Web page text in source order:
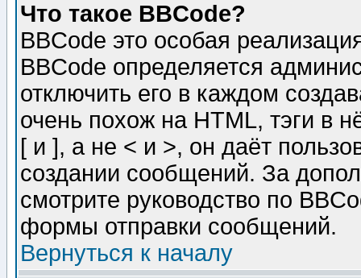
Что такое BBCode?
BBCode это особая
BBCode определяется
отключить его в каждом
очень похож на HTML, тэги в
[ и ], а не < и >, он даёт
создании сообщений. За
смотрите руководство по
формы отправки сообщений.
Вернуться к началу